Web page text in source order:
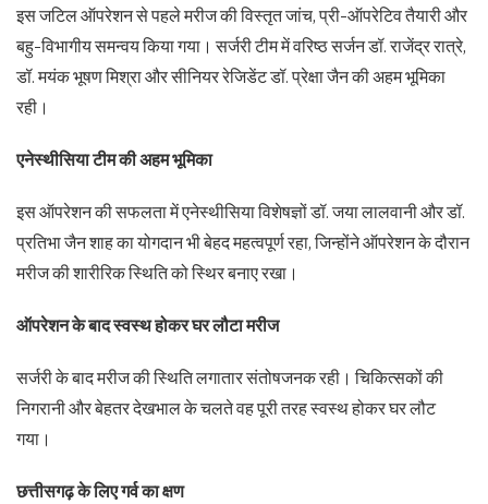
इस जटिल ऑपरेशन से पहले मरीज की विस्तृत जांच, प्री-ऑपरेटिव तैयारी और
बहु-विभागीय समन्वय किया गया। सर्जरी टीम में वरिष्ठ सर्जन डॉ. राजेंद्र रात्रे,
डॉ. मयंक भूषण मिश्रा और सीनियर रेजिडेंट डॉ. प्रेक्षा जैन की अहम भूमिका
रही।
एनेस्थीसिया टीम की अहम भूमिका
इस ऑपरेशन की सफलता में एनेस्थीसिया विशेषज्ञों डॉ. जया लालवानी और डॉ.
प्रतिभा जैन शाह का योगदान भी बेहद महत्वपूर्ण रहा, जिन्होंने ऑपरेशन के दौरान
मरीज की शारीरिक स्थिति को स्थिर बनाए रखा।
ऑपरेशन के बाद स्वस्थ होकर घर लौटा मरीज
सर्जरी के बाद मरीज की स्थिति लगातार संतोषजनक रही। चिकित्सकों की
निगरानी और बेहतर देखभाल के चलते वह पूरी तरह स्वस्थ होकर घर लौट
गया।
छत्तीसगढ़ के लिए गर्व का क्षण